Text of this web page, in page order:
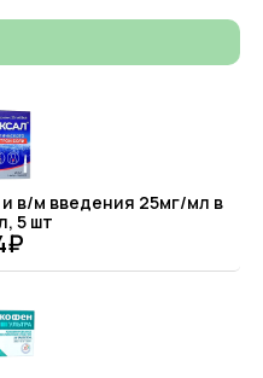
в/м введения 25мг/мл в
5 шт